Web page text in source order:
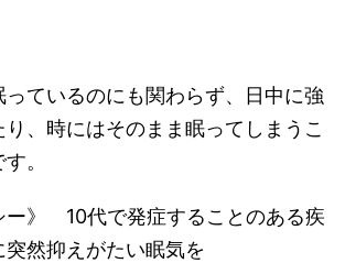
ているのにも関わらず、日中に強
、時にはそのまま眠ってしまうこ
。
ー》 10代で発症することのある疾
然抑えがたい眠気を